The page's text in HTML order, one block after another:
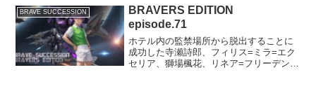
を目撃していた。稜太から相談を受けた
親友の稲垣健斗いなが...
BRAVE SUCCESSION
BRAVERS EDITION
episode.71
ホテル内の監禁場所から脱出することに
成功した寺瀬詩郎、フィリス=ミラ=エク
セリア、獅場楓花、リネア=フリーデン=